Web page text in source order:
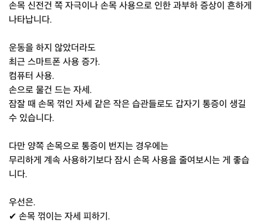
손목 신전건 쪽 자극이나 손목 사용으로 인한 과부하 증상이 흔하게
나타납니다.
운동을 하지 않았더라도
최근 스마트폰 사용 증가.
컴퓨터 사용.
손으로 물건 드는 자세.
잠잘 때 손목 꺾인 자세 같은 작은 습관들로도 갑자기 통증이 생길
수 있습니다.
다만 양쪽 손목으로 통증이 번지는 경우에는
무리하게 계속 사용하기보다 잠시 손목 사용을 줄여보시는 게 좋습
니다.
우선은.
✔ 손목 꺾이는 자세 피하기.